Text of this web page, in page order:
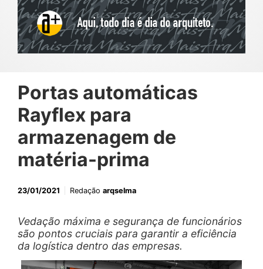
Portas automáticas
Rayflex para
armazenagem de
matéria-prima
23/01/2021 Redação arqselma
Vedação máxima e segurança de funcionários
são pontos cruciais para garantir a eficiência
da logística dentro das empresas.